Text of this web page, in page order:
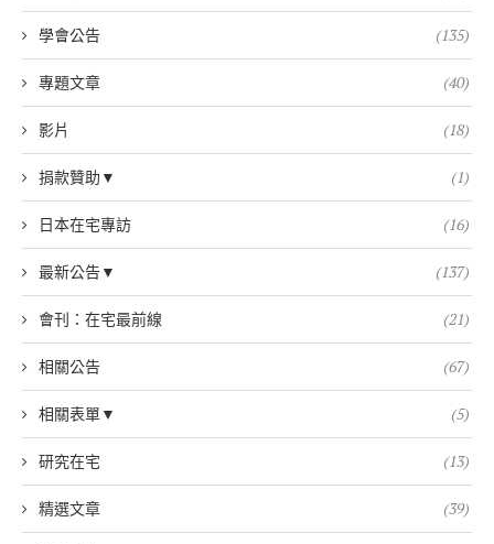
學會公告 (135)
專題文章 (40)
影片 (18)
捐款贊助▼ (1)
日本在宅專訪 (16)
最新公告▼ (137)
會刊：在宅最前線 (21)
相關公告 (67)
相關表單▼ (5)
研究在宅 (13)
精選文章 (39)